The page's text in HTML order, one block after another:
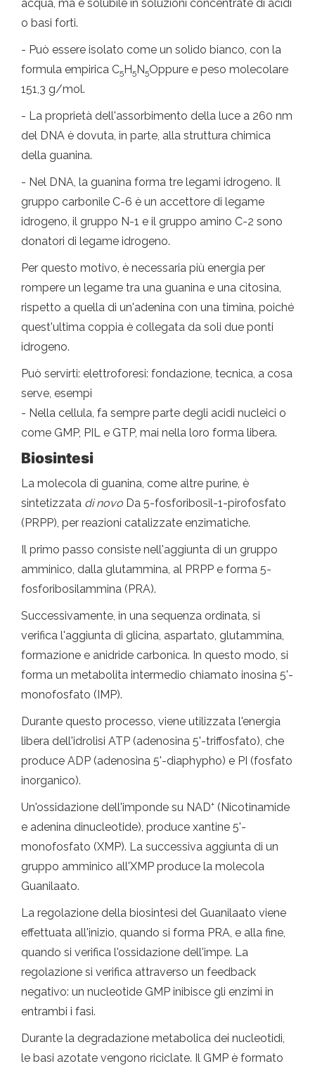
acqua, ma è solubile in soluzioni concentrate di acidi
o basi forti.
- Può essere isolato come un solido bianco, con la
formula empirica C5H5N5Oppure e peso molecolare
151,3 g/mol.
- La proprietà dell'assorbimento della luce a 260 nm
del DNA è dovuta, in parte, alla struttura chimica
della guanina.
- Nel DNA, la guanina forma tre legami idrogeno. Il
gruppo carbonile C-6 è un accettore di legame
idrogeno, il gruppo N-1 e il gruppo amino C-2 sono
donatori di legame idrogeno.
Per questo motivo, è necessaria più energia per
rompere un legame tra una guanina e una citosina,
rispetto a quella di un'adenina con una timina, poiché
quest'ultima coppia è collegata da soli due ponti
idrogeno.
Può servirti: elettroforesi: fondazione, tecnica, a cosa
serve, esempi
- Nella cellula, fa sempre parte degli acidi nucleici o
come GMP, PIL e GTP, mai nella loro forma libera.
Biosintesi
La molecola di guanina, come altre purine, è
sintetizzata di novo Da 5-fosforibosil-1-pirofosfato
(PRPP), per reazioni catalizzate enzimatiche.
Il primo passo consiste nell'aggiunta di un gruppo
amminico, dalla glutammina, al PRPP e forma 5-
fosforibosilammina (PRA).
Successivamente, in una sequenza ordinata, si
verifica l'aggiunta di glicina, aspartato, glutammina,
formazione e anidride carbonica. In questo modo, si
forma un metabolita intermedio chiamato inosina 5'-
monofosfato (IMP).
Durante questo processo, viene utilizzata l'energia
libera dell'idrolisi ATP (adenosina 5'-triffosfato), che
produce ADP (adenosina 5'-diaphypho) e PI (fosfato
inorganico).
Un'ossidazione dell'imponde su NAD+ (Nicotinamide
e adenina dinucleotide), produce xantine 5'-
monofosfato (XMP). La successiva aggiunta di un
gruppo amminico all'XMP produce la molecola
Guanilaato.
La regolazione della biosintesi del Guanilaato viene
effettuata all'inizio, quando si forma PRA, e alla fine,
quando si verifica l'ossidazione dell'impe. La
regolazione si verifica attraverso un feedback
negativo: un nucleotide GMP inibisce gli enzimi in
entrambi i fasi.
Durante la degradazione metabolica dei nucleotidi,
le basi azotate vengono riciclate. Il GMP è formato